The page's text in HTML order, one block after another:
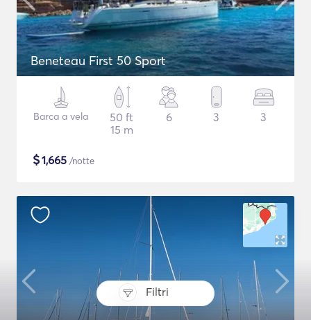
Filtri
Beneteau First 50 Sport
Barca a vela
50 ft
15 m
6 3 3
$1,665 /notte